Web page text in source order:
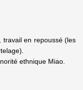
travail en repoussé (les
ethnique Miao.